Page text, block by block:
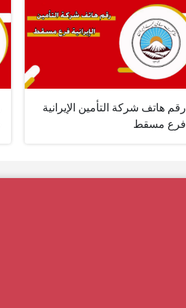
رقم هاتف شركة التأمين الإيرانية
فرع مسقط